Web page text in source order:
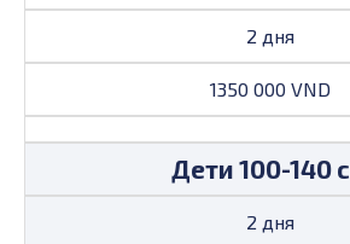
2 дня
1350 000 VND
Дети 100-140
2 дня